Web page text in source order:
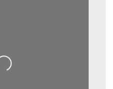
Loading...